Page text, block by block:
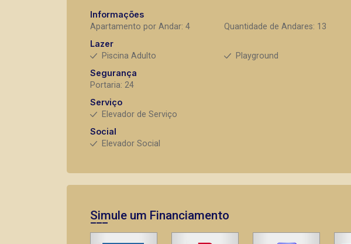
Informações
Apartamento por Andar: 4
Quantidade de Andares: 13
Lazer
Piscina Adulto
Playground
Segurança
Portaria: 24
Serviço
Elevador de Serviço
Social
Elevador Social
Simule um Financiamento